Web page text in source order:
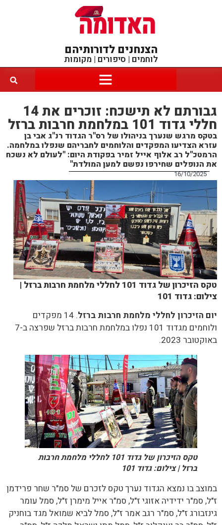
הצנחנים לדורותיהם
לוחמים | סיפורים | מקומות
גבורתם לא תישכח: זוכרים את 14
חללי גדוד 101 במלחמת חרבות ברזל
בטקס מרגש שנערך בניהולו של רס"ר הגדוד רנ"ג אבי בן
עזרא הצדיעו המפקדים והלוחמים לחבריהם שנפלו במלחמה.
הרמטכ"ל רב אלוף אייל זמיר בפקודת היום: "לעולם לא נשכח
את הנופלים שחירפו נפשם למען המולדת"
16/10/2025
טקס הזיכרון של גדוד 101 לחללי מלחמת חרבות ברזל |
צילום: גדוד 101
יום הזיכרון לחללי מלחמת חרבות ברזל
. 14 מפקדים
ולוחמים מגדוד 101 נפלו במלחמת חרבות ברזל שפרצה ב-7
באוקטובר 2023.
טקס הזיכרון של גדוד 101 לחללי מלחמת חרבות
ברזל | צילום: גדוד 101
במוצב בו נמצא הגדוד נערך טקס לזכרם של סמ"ר שחר פרידמן
ז"ל, סמ"ר ידידיה אזוגי ז"ל, סמ"ר אייל מימרן ז"ל, סמל עומר
גינזבורג ז"ל, סמ"ר רגב אמר ז"ל, סמל לביא שמואל מגד בוחניק